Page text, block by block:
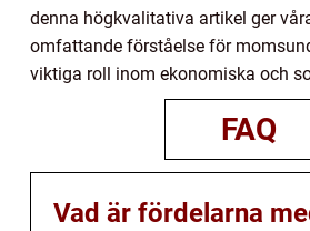
denna högkvalitativa artikel ger
omfattande förståelse för
viktiga roll inom ekonomiska och
FAQ
Vad är fördelarna